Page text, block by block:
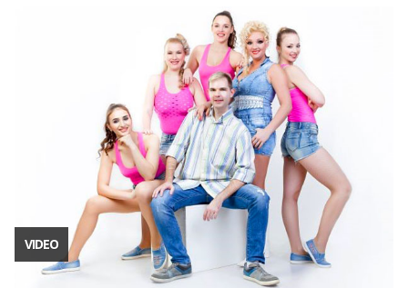
VIDEO